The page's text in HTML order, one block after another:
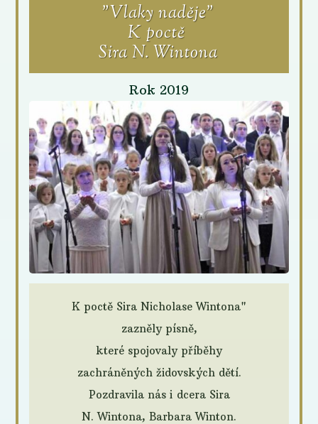
"Vlaky naděje"
K poctě
Sira N. Wintona
Rok 2019
K poctě Sira Nicholase Wintona"
zazněly písně,
které spojovaly příběhy
zachráněných židovských dětí.
Pozdravila nás i dcera Sira
N. Wintona, Barbara Winton.